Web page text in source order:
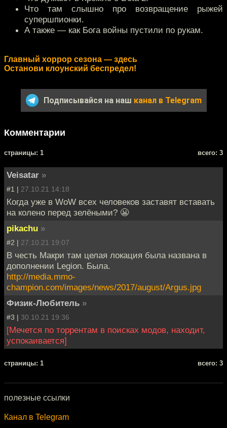
Что там слышно про возвращение рыжей
супершпионки.
А также — как Бога войны пустили по рукам.
Главный хоррор сезона — здесь
Останови клоунский беспредел!
Подписывайся на наш канал в Telegram
Комментарии
cтраницы: 1 всего: 3
Veisatar »
#1 | 27.10.21 14:18
Когда уже в WoW всех человеков заставят вставать
на колено перед зелёными? 😬
pikachu »
#2 | 27.10.21 19:07
В честь Макри там целая локация была названа в
дополнении Legion. Была.
http://media.mmo-
champion.com/images/news/2017/august/Argus.jpg
Физик-Любитель »
#3 | 30.10.21 19:36
[Мечется по торрентам в поисках модов, находит,
успокаивается]
cтраницы: 1 всего: 3
полезные ссылки
Канал в Telegram